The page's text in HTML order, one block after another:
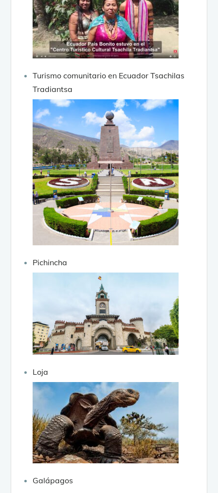
Turismo comunitario en Ecuador Tsachilas
Tradiantsa
Pichincha
Loja
Galápagos